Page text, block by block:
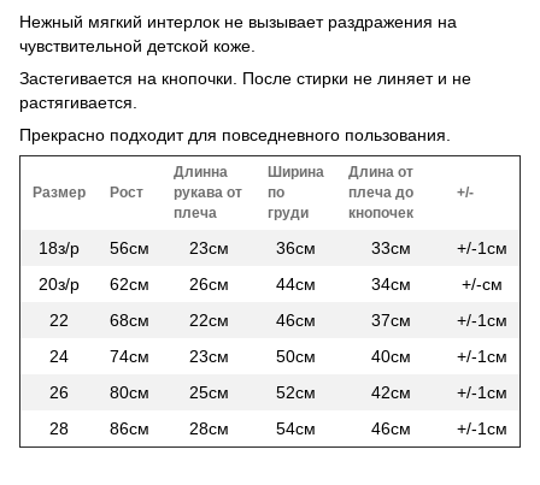
Нежный мягкий интерлок не вызывает раздражения на
чувствительной детской коже.
Застегивается на кнопочки. После стирки не линяет и не
растягивается.
Прекрасно подходит для повседневного пользования.
Размер Рост
Длинна
рукава от
плеча
Ширина
по
груди
Длина от
плеча до
кнопочек
+/-
18з/р 56см 23см 36см 33см
+/-1см
20з/р
62см 26см 44см 34см
+/-см
22
68см 22см 46см 37см
+/-1см
24
74см 23см 50см 40см
+/-1см
26
80см 25см 52см 42см
+/-1см
28
86см 28см 54см 46см +/-1см